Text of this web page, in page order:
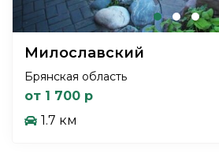
Милославский
Брянская область
от 1 700 р
1.7 км